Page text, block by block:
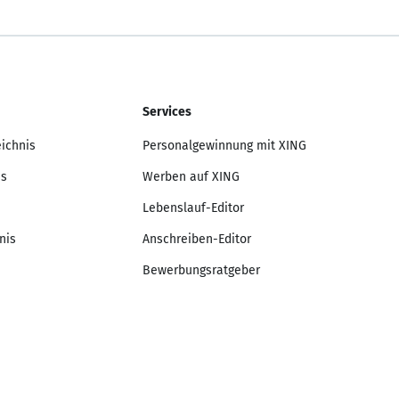
Services
Personalgewinnung mit XING
Werben auf XING
Lebenslauf-Editor
Anschreiben-Editor
Bewerbungsratgeber